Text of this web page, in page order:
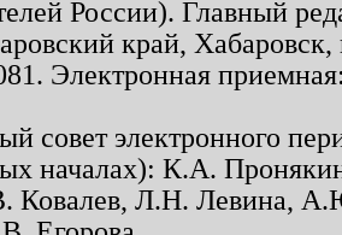
России). Главный
край,
Электронная
совет электронного
началах): К.А.
Л.Н. Левина,